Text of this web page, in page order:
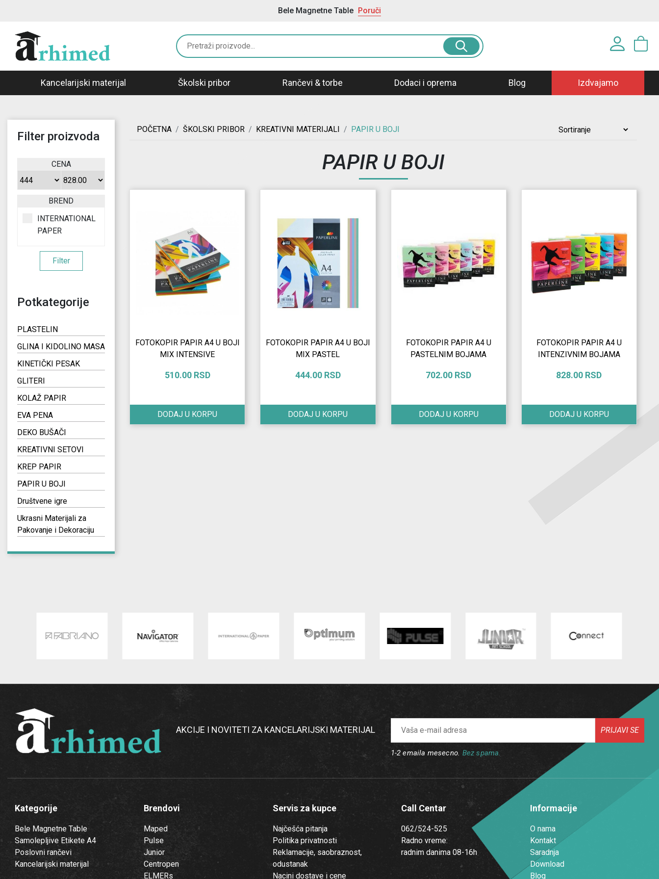
Bele Magnetne Table Poruči
Kancelarijski materijal Školski pribor Rančevi & torbe Dodaci i oprema Blog Izdvajamo
Filter proizvoda
CENA
BREND
INTERNATIONAL
PAPER
Filter
Potkategorije
PLASTELIN
GLINA I KIDOLINO MASA
KINETIČKI PESAK
GLITERI
KOLAŽ PAPIR
EVA PENA
DEKO BUŠAČI
KREATIVNI SETOVI
KREP PAPIR
PAPIR U BOJI
Društvene igre
Ukrasni Materijali za
Pakovanje i Dekoraciju
POČETNA ŠKOLSKI PRIBOR KREATIVNI MATERIJALI PAPIR U BOJI
PAPIR U BOJI
FOTOKOPIR PAPIR A4 U BOJI
MIX INTENSIVE
510.00 RSD
DODAJ U KORPU
FOTOKOPIR PAPIR A4 U BOJI
MIX PASTEL
444.00 RSD
DODAJ U KORPU
FOTOKOPIR PAPIR A4 U
PASTELNIM BOJAMA
702.00 RSD
DODAJ U KORPU
FOTOKOPIR PAPIR A4 U
INTENZIVNIM BOJAMA
828.00 RSD
DODAJ U KORPU
AKCIJE I NOVITETI ZA KANCELARIJSKI MATERIJAL PRIJAVI SE
1-2 emaila mesecno. Bez spama.
Kategorije
Bele Magnetne Table
Samolepljive Etikete A4
Poslovni rančevi
Kancelarijski materijal
Brendovi
Maped
Pulse
Junior
Centropen
ELMERs
Servis za kupce
Najčešća pitanja
Politika privatnosti
Reklamacije, saobraznost,
odustanak
Nacini dostave i cene
Call Centar
062/524-525
Radno vreme:
radnim danima 08-16h
Informacije
O nama
Kontakt
Saradnja
Download
Blog